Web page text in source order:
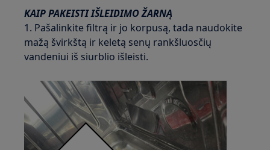
KAIP PAKEISTI IŠLEIDIMO ŽARNĄ
1. Pašalinkite filtrą ir jo korpusą, tada naudokite
mažą švirkštą ir keletą senų rankšluosčių
vandeniui iš siurblio išleisti.